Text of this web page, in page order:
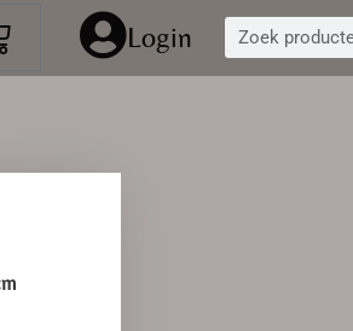
Login